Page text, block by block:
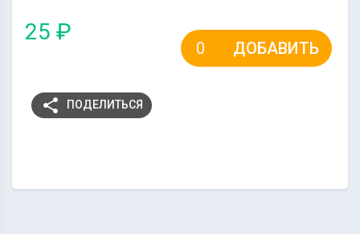
25 ₽
ДОБАВИТЬ
share ПОДЕЛИТЬСЯ